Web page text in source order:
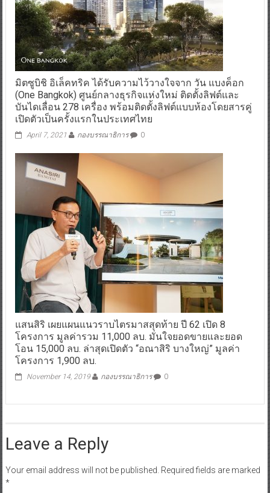
มิตซูบิชิ อิเล็คทริค ได้รับความไว้วางใจจาก วัน แบงค็อก
(One Bangkok) ศูนย์กลางธุรกิจแห่งใหม่ ติดตั้งลิฟต์และ
บันไดเลื่อน 278 เครื่อง พร้อมติดตั้งลิฟต์แบบห้องโดยสารคู่
เปิดตัวเป็นครั้งแรกในประเทศไทย
April 7, 2021 กองบรรณาธิการ 0
แสนสิริ เผยแผนแนวราบไตรมาสสุดท้าย ปี 62 เปิด 8
โครงการ มูลค่ารวม 11,000 ลบ. มั่นใจยอดขายและยอด
โอน 15,000 ลบ. ล่าสุดเปิดตัว “อณาสิริ บางใหญ่” มูลค่า
โครงการ 1,900 ลบ.
November 14, 2019 กองบรรณาธิการ 0
Your email address will not be published.
Comment